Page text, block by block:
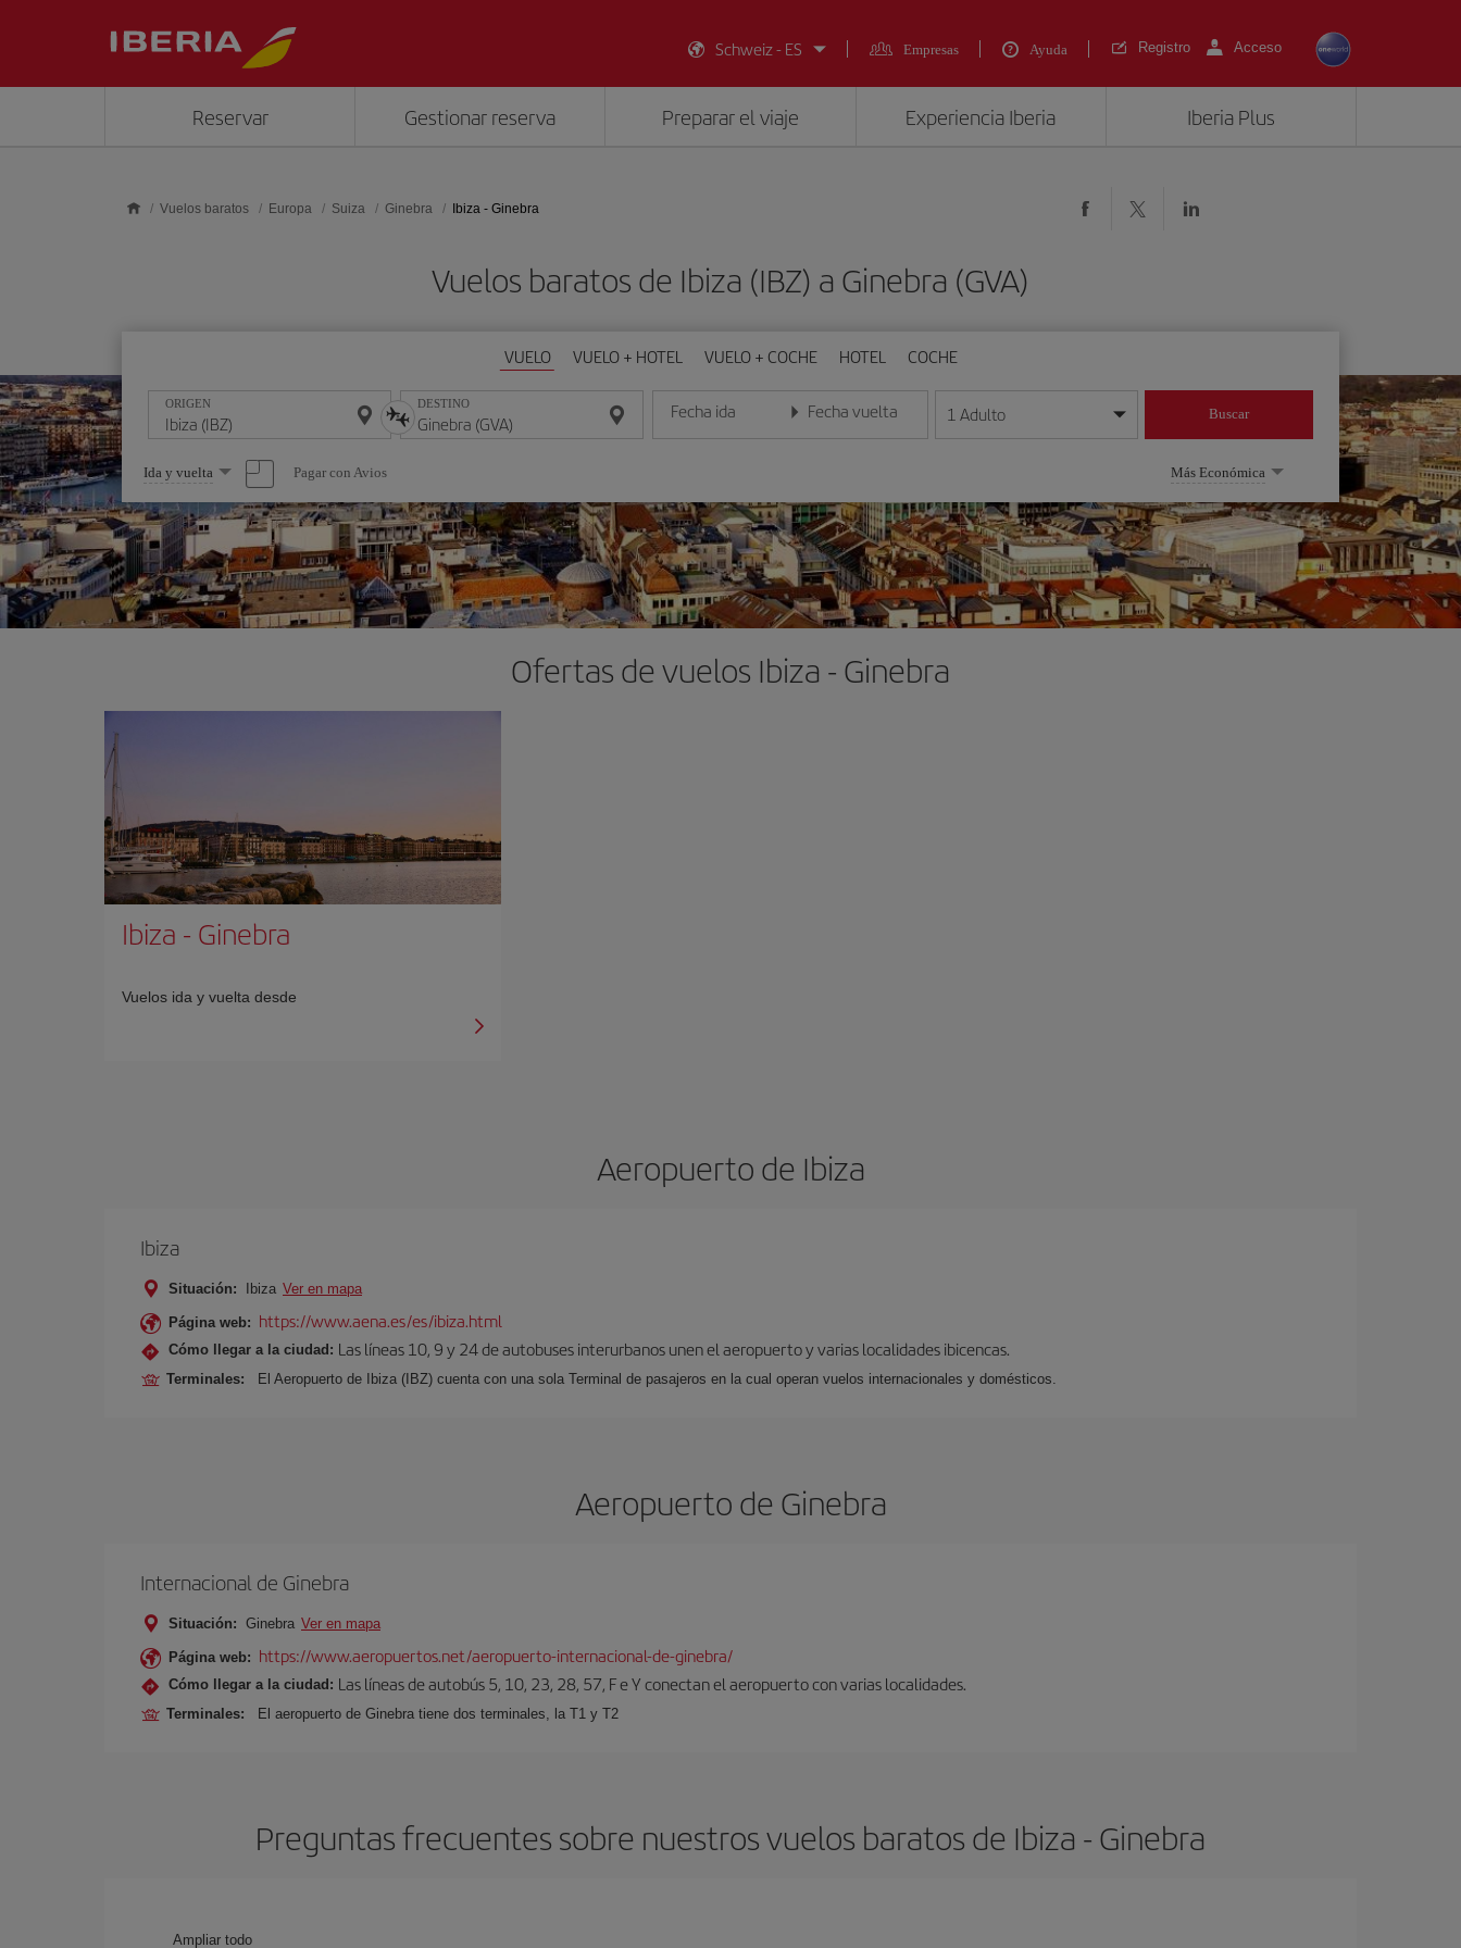
Schweiz - ES
Empresas Ayuda Registro Acceso
Reservar Gestionar reserva Preparar el viaje Experiencia Iberia Iberia Plus
Vuelos baratos Europa Suiza Ginebra Ibiza - Ginebra
Vuelos baratos de Ibiza (IBZ) a Ginebra (GVA)
VUELO VUELO + HOTEL VUELO + COCHE HOTEL COCHE
ORIGEN DESTINO Fecha ida
Introduce la fecha en formato día/mes/año
Fecha vuelta
Introduce la fecha en formato día/mes/año
1 Adulto Buscar
Seleccione
una
opción
Ida y vuelta Pagar con Avios Más Económica
Ofertas de vuelos Ibiza - Ginebra
Ibiza - Ginebra
Vuelos ida y vuelta desde
Aeropuerto de Ibiza
Ibiza
Situación: Ibiza Ver en mapa
Página web: https://www.aena.es/es/ibiza.html
Cómo llegar a la ciudad: Las líneas 10, 9 y 24 de autobuses interurbanos unen el aeropuerto y varias localidades ibicencas.
Terminales: El Aeropuerto de Ibiza (IBZ) cuenta con una sola Terminal de pasajeros en la cual operan vuelos internacionales y domésticos.
Aeropuerto de Ginebra
Internacional de Ginebra
Situación: Ginebra Ver en mapa
Página web: https://www.aeropuertos.net/aeropuerto-internacional-de-ginebra/
Cómo llegar a la ciudad: Las líneas de autobús 5, 10, 23, 28, 57, F e Y conectan el aeropuerto con varias localidades.
Terminales: El aeropuerto de Ginebra tiene dos terminales, la T1 y T2
Preguntas frecuentes sobre nuestros vuelos baratos de Ibiza - Ginebra
Ampliar todo